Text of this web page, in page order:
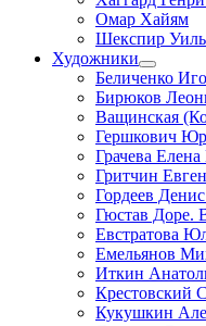
Омар Хайям
Шекспир
Художники
Беличенко
Бирюков
Ващинская
Гершкович
Грачева
Гритчин
Гордеев
Гюстав Доре.
Евстратова
Емельянов
Иткин
Крестовский
Кукушкин